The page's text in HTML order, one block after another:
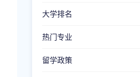
大学排名
热门专业
留学政策